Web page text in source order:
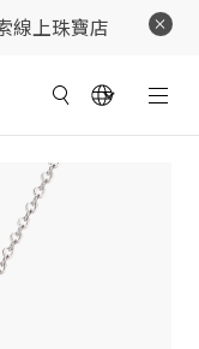
線上珠寶店